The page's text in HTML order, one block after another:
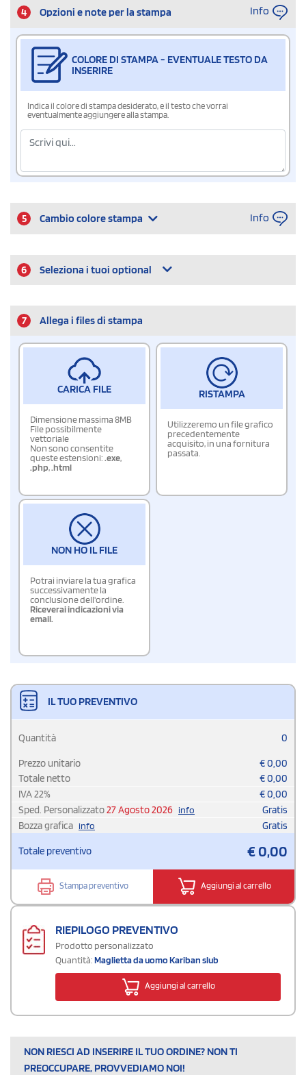
4 Opzioni e note per la stampa Info
COLORE DI STAMPA - EVENTUALE TESTO DA
INSERIRE
Indica il colore di stampa desiderato, e il testo che vorrai
eventualmente aggiungere alla stampa.
5 Cambio colore stampa Info
6 Seleziona i tuoi optional
7 Allega i files di stampa
CARICA FILE
Dimensione massima 8MB
File possibilmente
vettoriale
Non sono consentite
queste estensioni:.exe,
.php,.html
RISTAMPA
Utilizzeremo un file grafico
precedentemente
acquisito, in una fornitura
passata.
NON HO IL FILE
Potrai inviare la tua grafica
successivamente la
conclusione dell'ordine.
Riceverai indicazioni via
email.
IL TUO PREVENTIVO
Quantità 0
Prezzo unitario €0,00
Totale netto
€0,00
IVA22% €0,00
Sped. Personalizzato27 Agosto 2026 info
Gratis
Bozza grafica info Gratis
Totale preventivo €0,00
Stampa preventivo Aggiungi al carrello
RIEPILOGO PREVENTIVO
Prodotto personalizzato
Quantità:Maglietta da uomo Kariban slub
Aggiungi al carrello
NON RIESCI AD INSERIRE IL TUO ORDINE? NON TI
PREOCCUPARE, PROVVEDIAMO NOI!